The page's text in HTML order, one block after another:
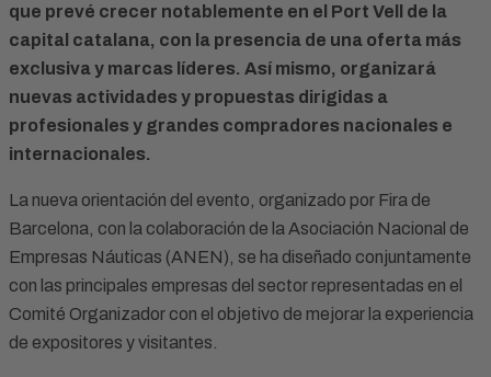
que prevé crecer notablemente en el Port Vell de la
capital catalana, con la presencia de una oferta más
exclusiva y marcas líderes. Así mismo, organizará
nuevas actividades y propuestas dirigidas a
profesionales y grandes compradores nacionales e
internacionales.
La nueva orientación del evento, organizado por Fira de
Barcelona, con la colaboración de la Asociación Nacional de
Empresas Náuticas (ANEN), se ha diseñado conjuntamente
con las principales empresas del sector representadas en el
Comité Organizador con el objetivo de mejorar la experiencia
de expositores y visitantes.